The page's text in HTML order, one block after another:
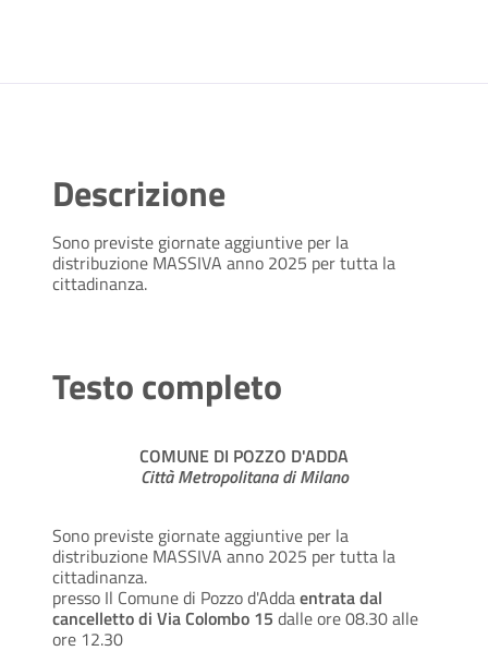
Descrizione
Sono previste giornate aggiuntive per la
distribuzione MASSIVA anno 2025 per tutta la
cittadinanza.
Testo completo
COMUNE DI POZZO D'ADDA
Città Metropolitana di Milano
Sono previste giornate aggiuntive per la
distribuzione MASSIVA anno 2025 per tutta la
cittadinanza.
presso Il Comune di Pozzo d'Addaentrata dal
cancelletto di Via Colombo 15 dalle ore 08.30 alle
ore 12.30